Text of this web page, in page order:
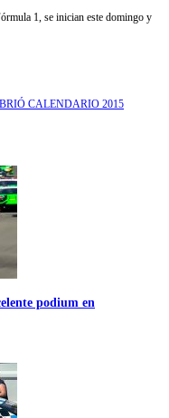
1, se inician este domingo y
CALENDARIO 2015
podium en